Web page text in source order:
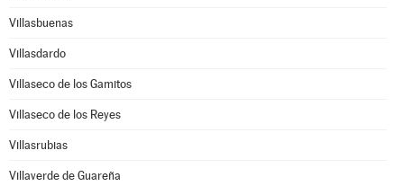
Villasbuenas
Villasdardo
Villaseco de los Gamitos
Villaseco de los Reyes
Villasrubias
Villaverde de Guareña